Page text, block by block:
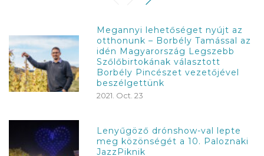
Megannyi lehetőséget nyújt az
otthonunk – Borbély Tamással az
idén Magyarország Legszebb
Szőlőbirtokának választott
Borbély Pincészet vezetőjével
beszélgettünk
2021. Oct. 23
Lenyűgöző drónshow-val lepte
meg közönségét a 10. Paloznaki
JazzPiknik